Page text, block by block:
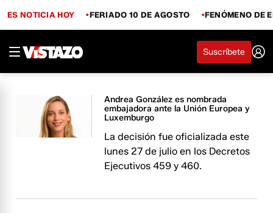
ES NOTICIA HOY FERIADO 10 DE AGOSTO FENÓMENO DE
Suscríbete
Andrea González es nombrada
embajadora ante la Unión Europea y
Luxemburgo
La decisión fue oficializada este
lunes 27 de julio en los Decretos
Ejecutivos 459 y 460.